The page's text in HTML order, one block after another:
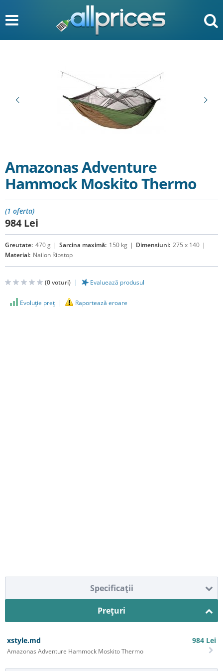
Amazonas Adventure
Hammock Moskito Thermo
(1 oferta)
984 Lei
Greutate: 470 g Sarcina maximă: 150 kg Dimensiuni: 275 x 140
Material: Nailon Ripstop
(0voturi) Evaluează produsul
Evoluţie preţ Raportează eroare
Specificaţii
Preţuri
xstyle.md
Amazonas Adventure Hammock Moskito Thermo
984 Lei